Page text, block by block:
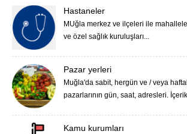
Hastaneler
MUğla merkez ve ilçeleri ile
ve özel sağlık kuruluşları...
Pazar yerleri
Muğla'da sabit, hergün ve / veya
pazarlarının gün, saat, adresleri.
Kamu kurumları